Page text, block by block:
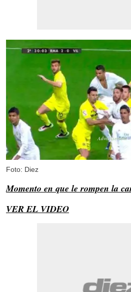
Foto: Diez
Momento en que le rompen la
VER EL VIDEO